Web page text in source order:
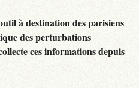
à destination des parisiens
des perturbations
ces informations depuis